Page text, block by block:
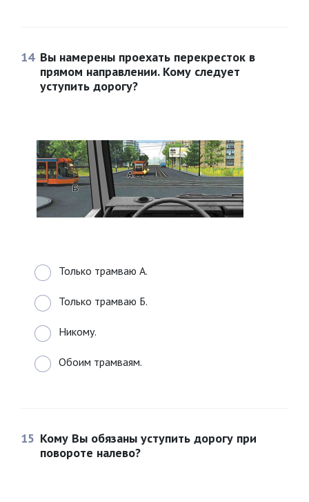
14 Вы намерены проехать перекресток в
прямом направлении. Кому следует
уступить дорогу?
Только трамваю А.
Только трамваю Б.
Никому.
Обоим трамваям.
15 Кому Вы обязаны уступить дорогу при
повороте налево?